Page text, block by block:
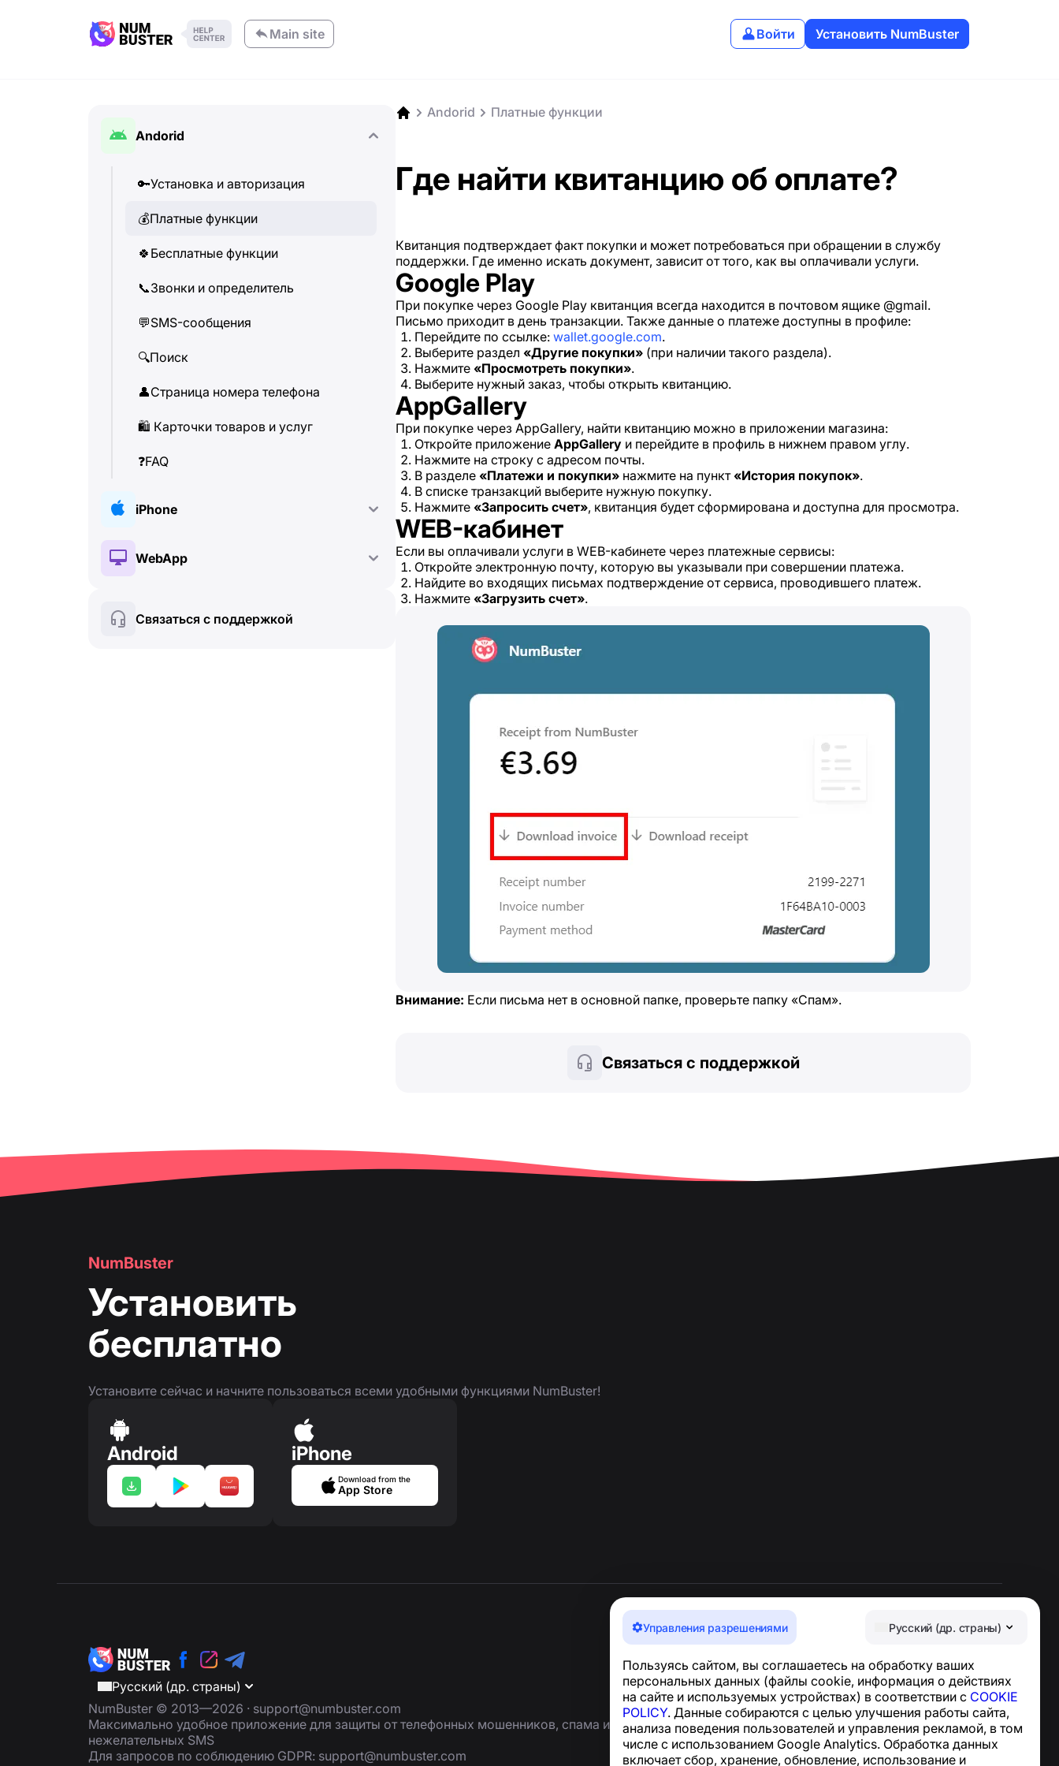
Main site Войти Установить NumBuster
Управления разрешениями Русский (др. страны)
Пользуясь сайтом, вы соглашаетесь на обработку ваших
персональных данных (файлы cookie, информация о действиях
на сайте и используемых устройствах) в соответствии с COOKIE
POLICY. Данные собираются с целью улучшения работы сайта,
анализа поведения пользователей и управления рекламой, в том
числе с использованием Google Analytics. Обработка данных
включает сбор, хранение, обновление, использование и
Andorid
🔑Установка и авторизация
💰Платные функции
🍀 Бесплатные функции
📞Звонки и определитель
💬SMS-сообщения
🔍Поиск
👤Страница номера телефона
🛍 ️ Карточки товаров и услуг
❓FAQ
iPhone
🔑 Установка и авторизация
🍀Бесплатные функции
WebApp
Связаться с поддержкой
Andorid Платные функции
Где найти квитанцию об оплате?
Квитанция подтверждает факт покупки и может потребоваться при обращении в службу
поддержки. Где именно искать документ, зависит от того, как вы оплачивали услуги.
Google Play
При покупке через Google Play квитанция всегда находится в почтовом ящике @gmail.
Письмо приходит в день транзакции. Также данные о платеже доступны в профиле:
Перейдите по ссылке: wallet.google.com.
Выберите раздел «Другие покупки» (при наличии такого раздела).
Нажмите «Просмотреть покупки».
Выберите нужный заказ, чтобы открыть квитанцию.
AppGallery
При покупке через AppGallery, найти квитанцию можно в приложении магазина:
Откройте приложение AppGallery и перейдите в профиль в нижнем правом углу.
Нажмите на строку с адресом почты.
В разделе «Платежи и покупки» нажмите на пункт«История покупок».
В списке транзакций выберите нужную покупку.
Нажмите «Запросить счет», квитанция будет сформирована и доступна для просмотра.
WEB-кабинет
Если вы оплачивали услуги в WEB-кабинете через платежные сервисы:
Откройте электронную почту, которую вы указывали при совершении платежа.
Найдите во входящих письмах подтверждение от сервиса, проводившего платеж.
Нажмите «Загрузить счет».
Внимание: Если письма нет в основной папке, проверьте папку «Спам».
Связаться с поддержкой
NumBuster
Установить
бесплатно
Установите сейчас и начните пользоваться всеми удобными функциями NumBuster!
Android iPhone
Download from the
App Store
Русский (др. страны)
NumBuster © 2013—2026 · support@numbuster.com
Максимально удобное приложение для защиты от телефонных мошенников, спама и
нежелательных SMS
Для запросов по соблюдению GDPR: support@numbuster.com
Новости и статьи
О проекте
Контакты